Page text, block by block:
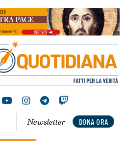
DONA ORA
Newsletter